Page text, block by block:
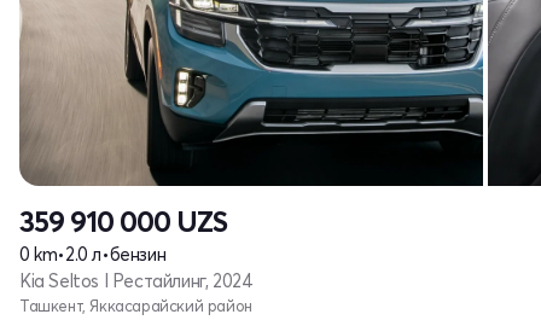
359 910 000 UZS
0 km•2.0 л•бензин
Kia Seltos I Рестайлинг, 2024
Ташкент, Яккасарайский район